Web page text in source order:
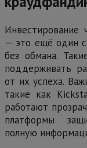
Инвестирование
— это ещё один
без обмана.
поддерживать
от их успеха.
такие как
работают
платформы
полную